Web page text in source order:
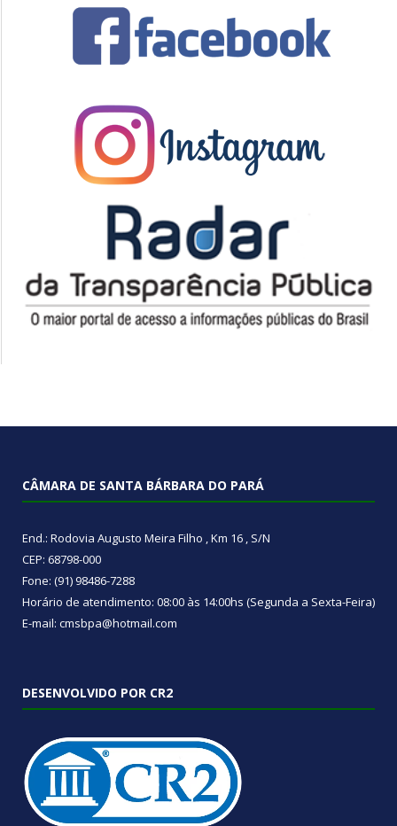
CÂMARA DE SANTA BÁRBARA DO PARÁ
End.: Rodovia Augusto Meira Filho , Km 16 , S/N
CEP: 68798-000
Fone: (91) 98486-7288
Horário de atendimento: 08:00 às 14:00hs (Segunda a Sexta-Feira)
E-mail: cmsbpa@hotmail.com
DESENVOLVIDO POR CR2